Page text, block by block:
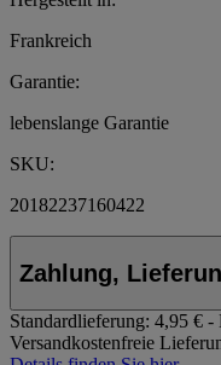
Frankreich
Garantie:
lebenslange Garantie
SKU:
20182237160422
Zahlung,
Standardlieferung: 4,95 € -
Versandkostenfreie